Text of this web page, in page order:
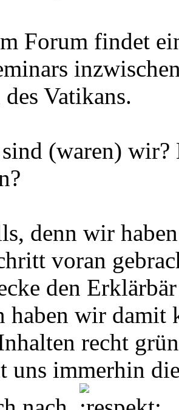
Forum findet
Vatikans.
(waren)
denn wir
voran
den
haben wir damit
recht
uns immerhin